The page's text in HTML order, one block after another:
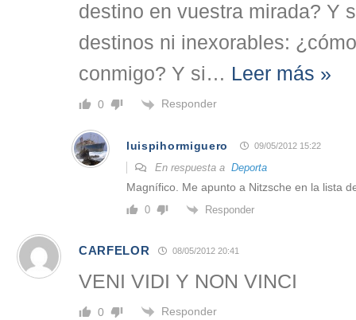
destino en vuestra mirada? Y
destinos ni inexorables:
conmigo? Y si… Leer más »
0 Responder
luispihormiguero 09/05/2012 15:22
En respuesta a Deporta
Magnífico. Me apunto a Nitzsche en la lista
0 Responder
CARFELOR 08/05/2012 20:41
VENI VIDI Y NON VINCI
0 Responder